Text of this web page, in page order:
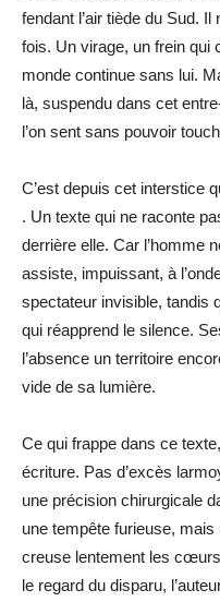
fendant l’air tiède du Sud.
fois. Un virage, un frein
monde continue sans lui.
là, suspendu dans cet
l’on sent sans pouvoir
C’est depuis cet interstice
. Un texte qui ne raconte
derrière elle. Car l’homme
assiste, impuissant, à
spectateur invisible, tandis
qui réapprend le silence.
l’absence un territoire
vide de sa lumière.
Ce qui frappe dans ce
écriture. Pas d’excès
une précision chirurgicale
une tempête furieuse,
creuse lentement les
le regard du disparu,